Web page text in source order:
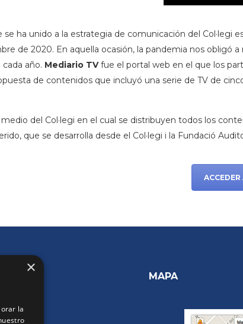
se ha unido a la estrategia de comunicación del Col·legi
de 2020. En aquella ocasión, la pandemia nos
cada año. Mediario TVfue el portal web en el que los
de contenidos que incluyó una serie de TV de
del Col·legi en el cual se distribuyen todos los
que se desarrolla desde el Col·legi i la Fundació
MAPA
×
la